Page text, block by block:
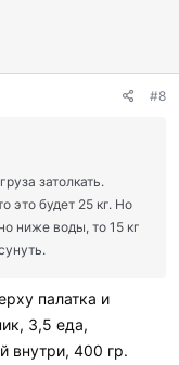
#8
затолкать.
это будет 25 кг. Но
ниже воды, то 15 кг
палатка и
3,5 еда,
внутри, 400 гр.